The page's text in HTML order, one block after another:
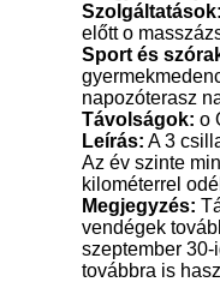
Szolgáltatások:
előtt o
Sport és
napozóterasz
Távolságok: o
Leírás: A 3
Az év szinte
kilométerrel
Megjegyzés:
vendégek
szeptember 30-
továbbra is